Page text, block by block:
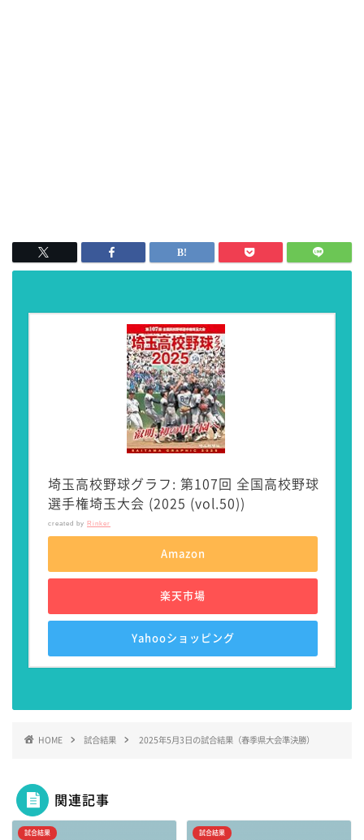
埼玉高校野球グラフ: 第107回 全国高校野球
選手権埼玉大会 (2025 (vol.50))
created by Rinker
Amazon
楽天市場
Yahooショッピング
HOME 試合結果 2025年5月3日の試合結果（春季県大会準決勝）
関連記事
試合結果 試合結果